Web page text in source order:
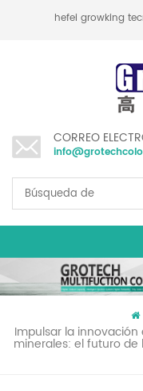
hefei growking
CORREO
Impulsar la
minerales: el futuro